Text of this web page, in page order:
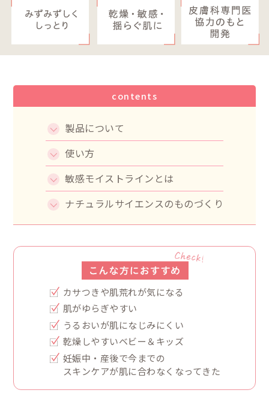
送料は、540円(税込)となります。
4,320円(税込)以上のご購入で送料